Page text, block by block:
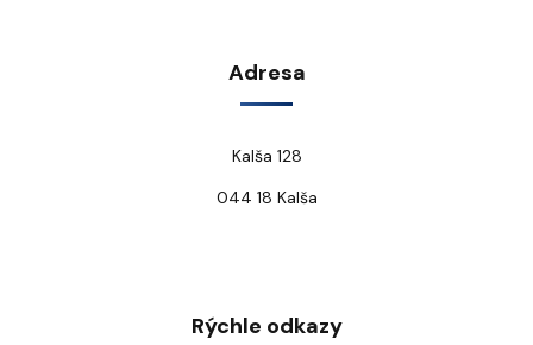
Adresa
Kalša 128
044 18 Kalša
Rýchle odkazy